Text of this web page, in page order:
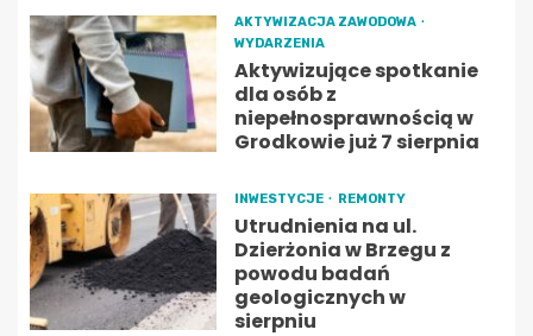
AKTYWIZACJA ZAWODOWA
WYDARZENIA
Aktywizujące spotkanie
dla osób z
niepełnosprawnością w
Grodkowie już 7 sierpnia
INWESTYCJE REMONTY
Utrudnienia na ul.
Dzierżonia w Brzegu z
powodu badań
geologicznych w
sierpniu